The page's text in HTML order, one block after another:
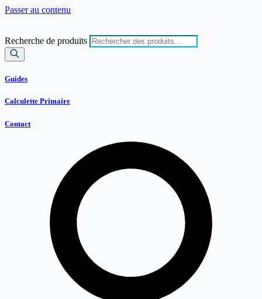
Passer au contenu
Recherche de produits
Guides
Calculette Primaire
Contact